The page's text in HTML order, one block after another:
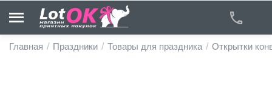
Главная / Праздники / Товары для праздника / Открытки